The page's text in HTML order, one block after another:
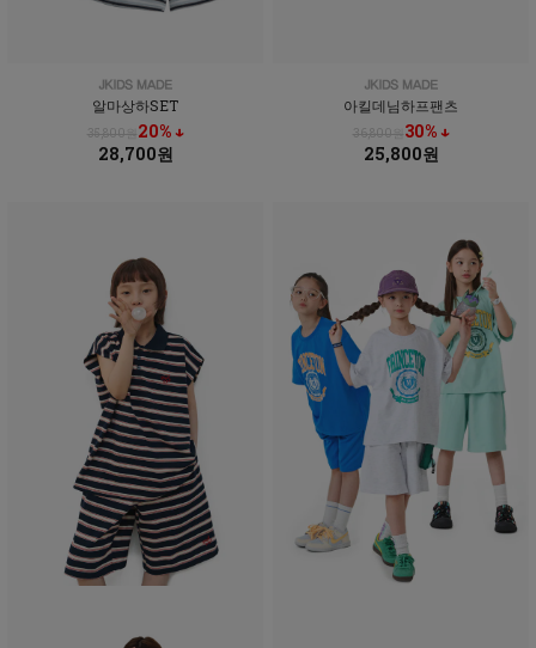
알마상하SET
35,800원20% ↓
28,700원
아킬데님하프팬츠
36,800원30% ↓
25,800원